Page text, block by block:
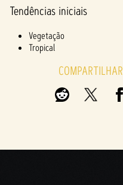
Tendências iniciais
Vegetação
Tropical